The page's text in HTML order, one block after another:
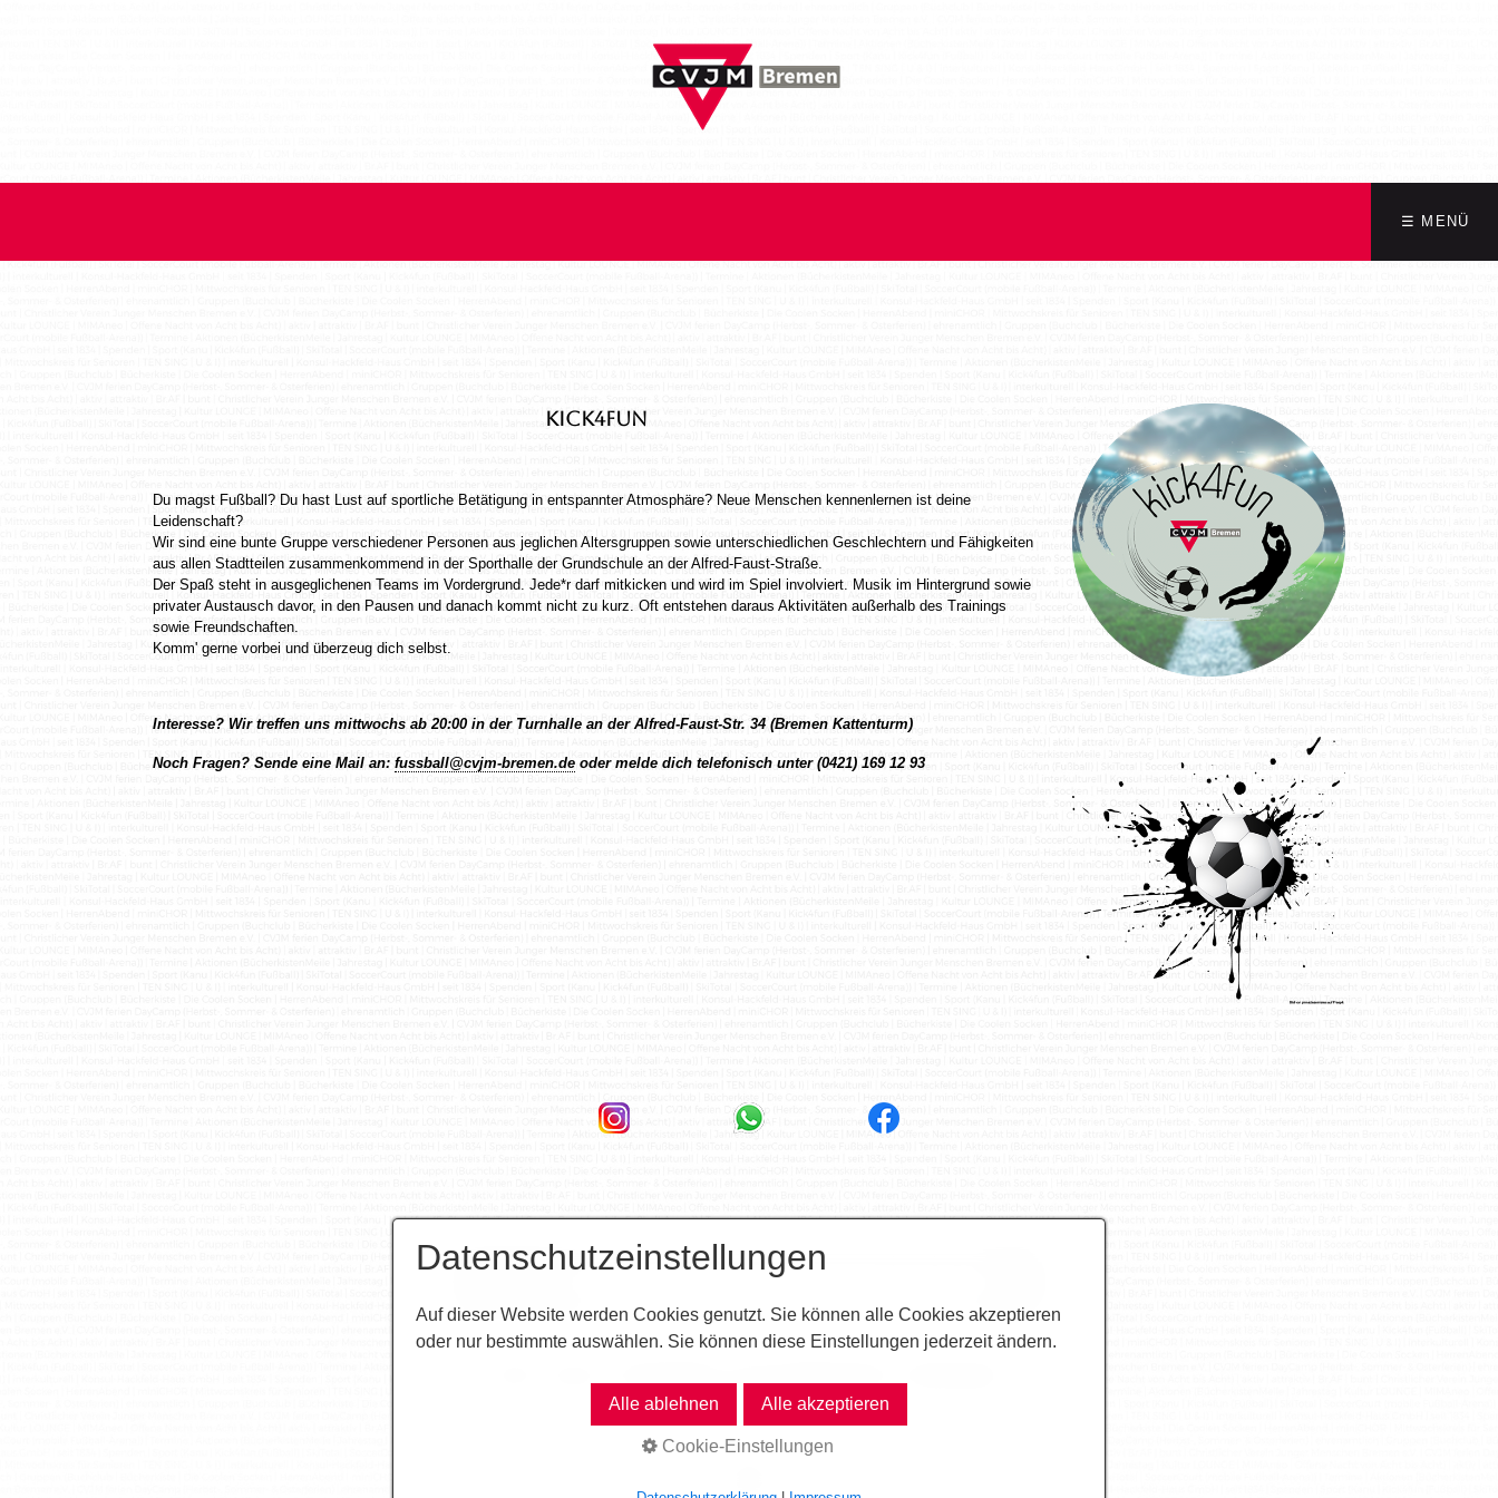
☰ MENÜ
KICK4FUN
Du magst Fußball? Du hast Lust auf sportliche Betätigung in entspannter Atmosphäre? Neue Menschen kennenlernen ist deine
Leidenschaft?
Wir sind eine bunte Gruppe verschiedener Personen aus jeglichen Altersgruppen sowie unterschiedlichen Geschlechtern und Fähigkeiten
aus allen Stadtteilen zusammenkommend in der Sporthalle der Grundschule an der Alfred-Faust-Straße.
Der Spaß steht in ausgeglichenen Teams im Vordergrund. Jede*r darf mitkicken und wird im Spiel involviert. Musik im Hintergrund sowie
privater Austausch davor, in den Pausen und danach kommt nicht zu kurz. Oft entstehen daraus Aktivitäten außerhalb des Trainings
sowie Freundschaften.
Komm' gerne vorbei und überzeug dich selbst.
Interesse? Wir treffen uns mittwochs ab 20:00 in der Turnhalle an der Alfred-Faust-Str. 34 (Bremen Kattenturm)
Noch Fragen? Sende eine Mail an: fussball@cvjm-bremen.de oder melde dich telefonisch unter (0421) 169 12 93
© 2026 CVJM Bremen e.V.
Datenschutzeinstellungen
Auf dieser Website werden Cookies genutzt. Sie können alle Cookies akzeptieren
oder nur bestimmte auswählen. Sie können diese Einstellungen jederzeit ändern.
Alle ablehnen Alle akzeptieren
Cookie-Einstellungen